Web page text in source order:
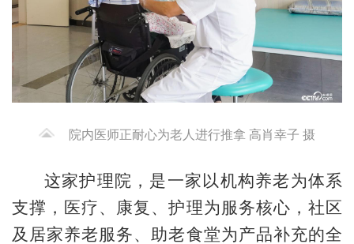
院内医师正耐心为老人进行推拿 高肖幸子 摄
这家护理院，是一家以机构养老为体系
支撑，医疗、康复、护理为服务核心，社区
及居家养老服务、助老食堂为产品补充的全